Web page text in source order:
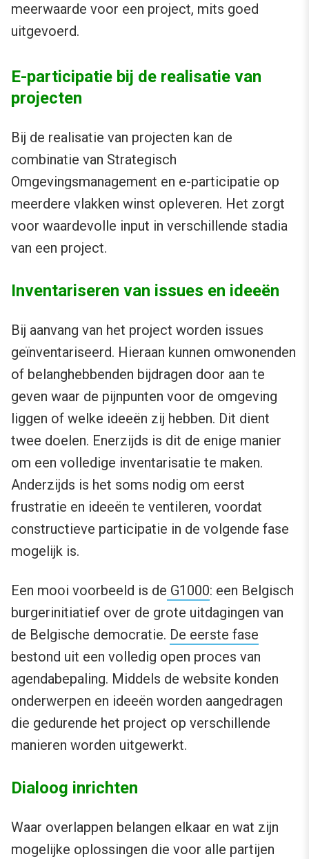
meerwaarde voor een project, mits goed
uitgevoerd.
E-participatie bij de realisatie van
projecten
Bij de realisatie van projecten kan de
combinatie van Strategisch
Omgevingsmanagement en e-participatie op
meerdere vlakken winst opleveren. Het zorgt
voor waardevolle input in verschillende stadia
van een project.
Inventariseren van issues en ideeën
Bij aanvang van het project worden issues
geïnventariseerd. Hieraan kunnen omwonenden
of belanghebbenden bijdragen door aan te
geven waar de pijnpunten voor de omgeving
liggen of welke ideeën zij hebben. Dit dient
twee doelen. Enerzijds is dit de enige manier
om een volledige inventarisatie te maken.
Anderzijds is het soms nodig om eerst
frustratie en ideeën te ventileren, voordat
constructieve participatie in de volgende fase
mogelijk is.
Een mooi voorbeeld is de G1000: een Belgisch
burgerinitiatief over de grote uitdagingen van
de Belgische democratie. De eerste fase
bestond uit een volledig open proces van
agendabepaling. Middels de website konden
onderwerpen en ideeën worden aangedragen
die gedurende het project op verschillende
manieren worden uitgewerkt.
Dialoog inrichten
Waar overlappen belangen elkaar en wat zijn
mogelijke oplossingen die voor alle partijen